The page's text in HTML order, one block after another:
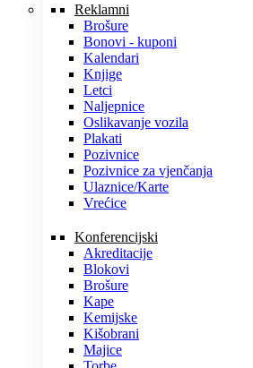
Reklamni
Brošure
Bonovi - kuponi
Kalendari
Knjige
Letci
Naljepnice
Oslikavanje vozila
Plakati
Pozivnice
Pozivnice za vjenčanja
Ulaznice/Karte
Vrećice
Konferencijski
Akreditacije
Blokovi
Brošure
Kape
Kemijske
Kišobrani
Majice